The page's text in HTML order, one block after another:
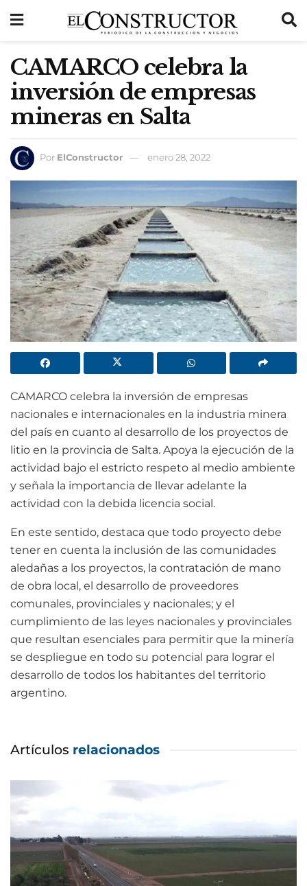
CAMARCO celebra la
inversión de empresas
mineras en Salta
Por ElConstructor enero 28, 2022
CAMARCO celebra la inversión de empresas
nacionales e internacionales en la industria minera
del país en cuanto al desarrollo de los proyectos de
litio en la provincia de Salta. Apoya la ejecución de la
actividad bajo el estricto respeto al medio ambiente
y señala la importancia de llevar adelante la
actividad con la debida licencia social.
En este sentido, destaca que todo proyecto debe
tener en cuenta la inclusión de las comunidades
aledañas a los proyectos, la contratación de mano
de obra local, el desarrollo de proveedores
comunales, provinciales y nacionales; y el
cumplimiento de las leyes nacionales y provinciales
que resultan esenciales para permitir que la minería
se despliegue en todo su potencial para lograr el
desarrollo de todos los habitantes del territorio
argentino.
Artículos relacionados